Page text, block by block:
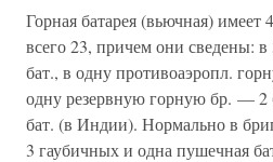
Горная батарея (вьючная) имеет
всего 23, причем они сведены:
бат., в одну противоаэропл.
одну резервную горную бр. — 2
бат. (в Индии). Нормально в
3 гаубичных и одна пушечная